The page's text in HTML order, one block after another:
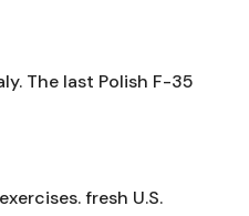
The last Polish F-35
fresh U.S.